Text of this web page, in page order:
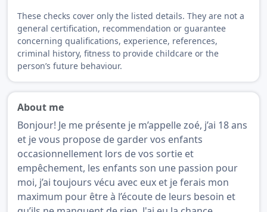
These checks cover only the listed details. They are not a
general certification, recommendation or guarantee
concerning qualifications, experience, references,
criminal history, fitness to provide childcare or the
person’s future behaviour.
About me
Bonjour! Je me présente je m’appelle zoé, j’ai 18 ans
et je vous propose de garder vos enfants
occasionnellement lors de vos sortie et
empêchement, les enfants son une passion pour
moi, j’ai toujours vécu avec eux et je ferais mon
maximum pour être à l’écoute de leurs besoin et